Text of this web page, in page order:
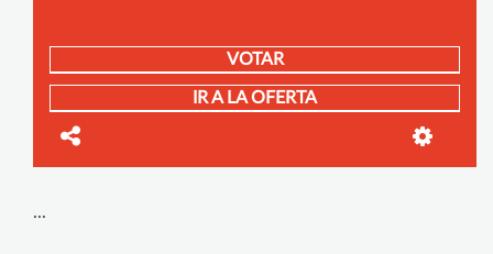
VOTAR
IR A LA OFERTA
...